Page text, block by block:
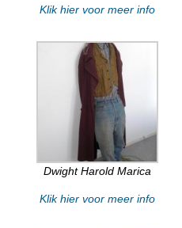
Klik hier voor meer info
Dwight Harold Marica
Klik hier voor meer info